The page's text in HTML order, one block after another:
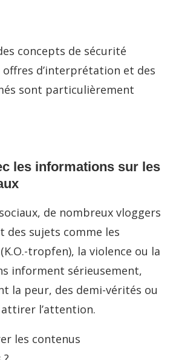
concepts de sécurité
offres d’interprétation et des
sont particulièrement
les informations sur les
de nombreux vloggers
des sujets comme les
tropfen), la violence ou la
informent sérieusement,
la peur, des demi-vérités ou
l’attention.
les contenus